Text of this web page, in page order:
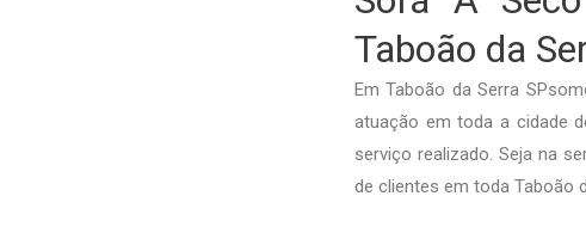
Taboão da
Em Taboão da Serra
atuação em toda a cidade
serviço realizado. Seja na
de clientes em toda Taboão